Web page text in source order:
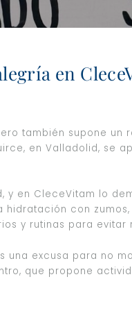
en
también supone un
en Valladolid, se
y en CleceVitam lo
con
y rutinas para evitar
una excusa para no
que propone